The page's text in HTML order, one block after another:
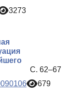
3273
С. 62–67
679